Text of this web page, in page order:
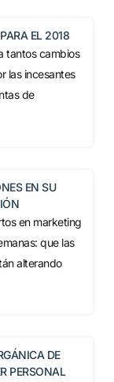
EL 2018
tantos cambios
las incesantes
de
EN SU
en marketing
que las
alterando
DE
PERSONAL